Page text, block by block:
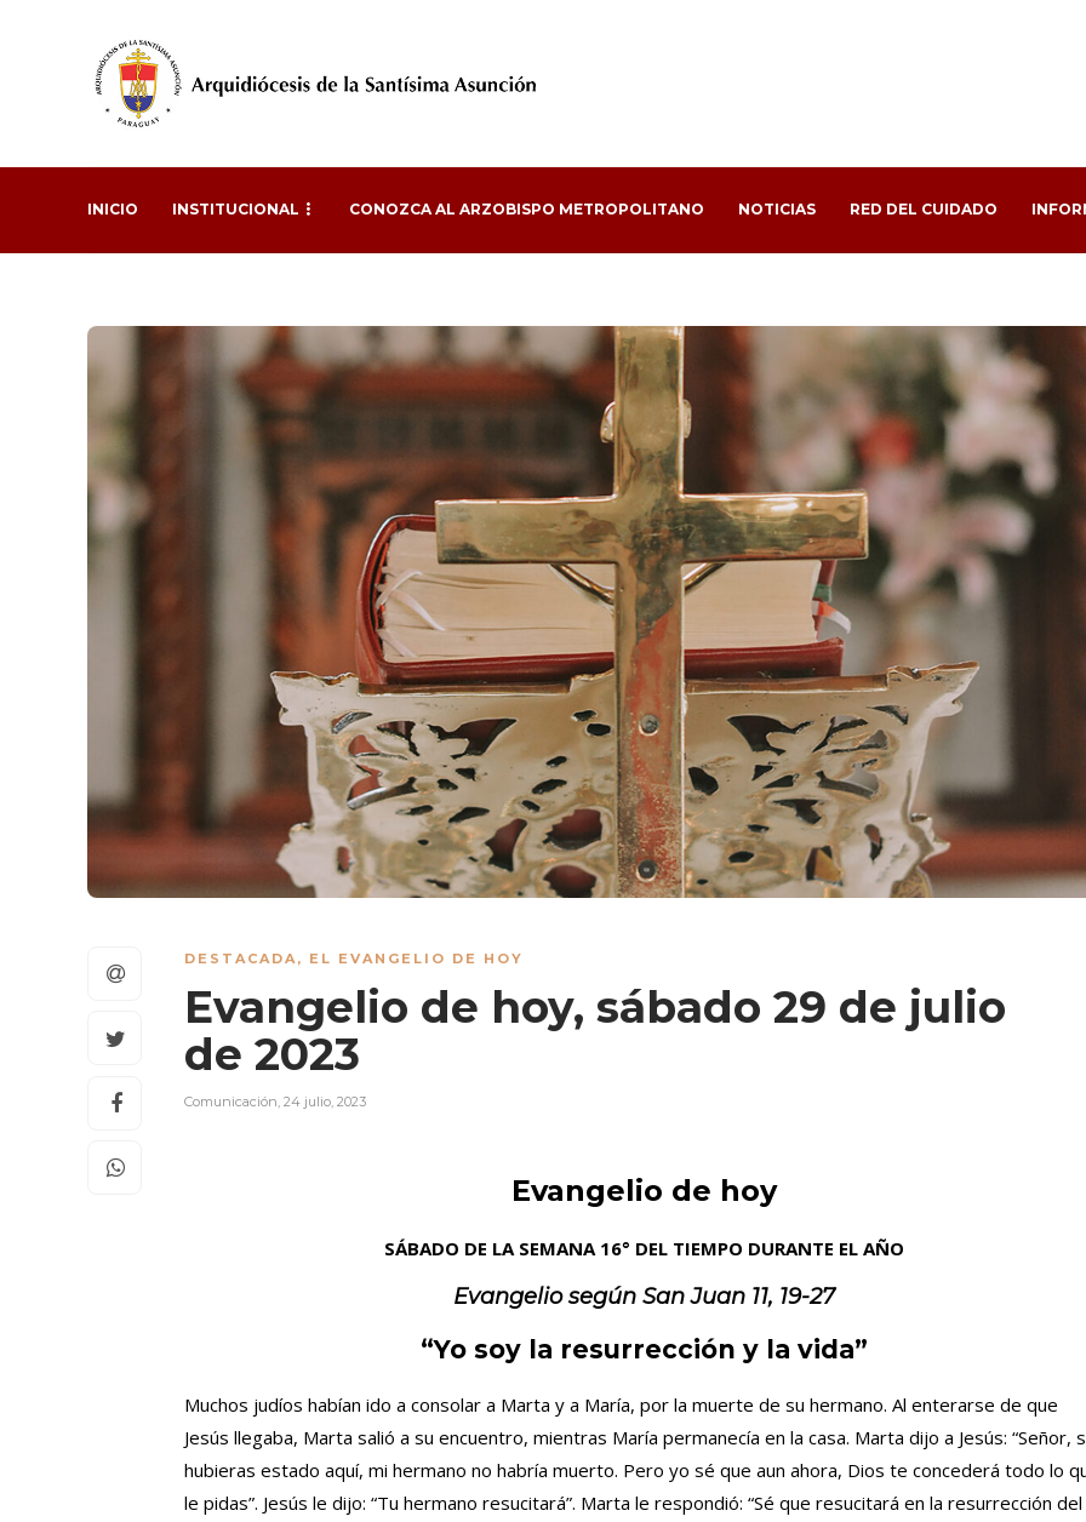
INICIO INSTITUCIONAL CONOZCA AL ARZOBISPO METROPOLITANO NOTICIAS RED DEL CUIDADO
DESTACADA, EL EVANGELIO DE HOY
Evangelio de hoy, sábado 29 de julio
de 2023
Comunicación, 24 julio, 2023
Evangelio de hoy
SÁBADO DE LA SEMANA 16° DEL TIEMPO DURANTE EL AÑO
Evangelio según San Juan 11, 19-27
“Yo soy la resurrección y la vida”
Muchos judíos habían ido a consolar a Marta y a María, por la muerte de su hermano. Al enterarse de que
Jesús llegaba, Marta salió a su encuentro, mientras María permanecía en la casa. Marta dijo a Jesús: “Señor,
hubieras estado aquí, mi hermano no habría muerto. Pero yo sé que aun ahora, Dios te concederá todo lo
le pidas”. Jesús le dijo: “Tu hermano resucitará”. Marta le respondió: “Sé que resucitará en la resurrección del